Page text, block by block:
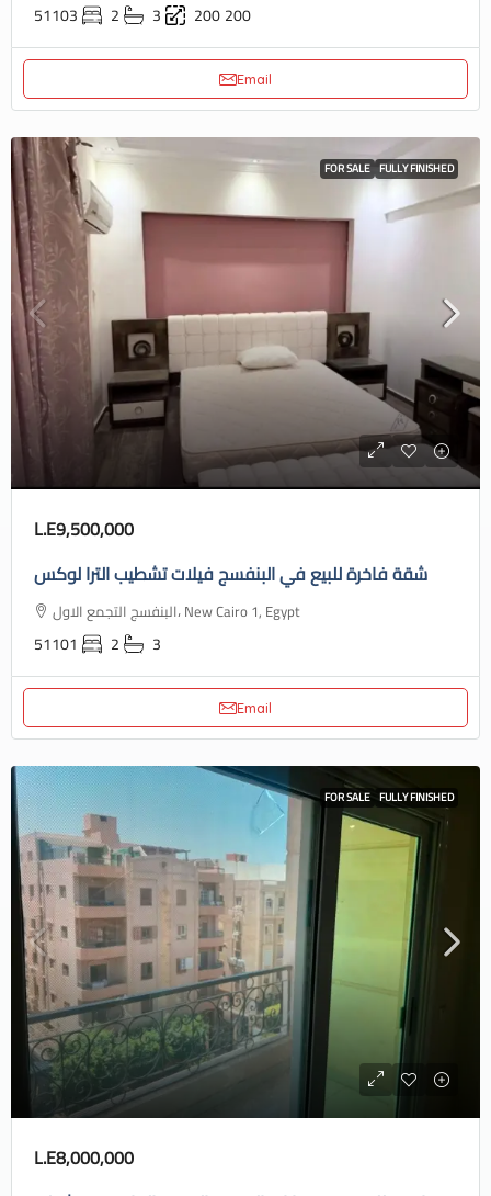
51103 2 3 200200
Email
FOR SALE FULLY FINISHED
L.E9,500,000
شقة فاخرة للبيع في البنفسج فيلات تشطيب الترا لوكس
البنفسج التجمع الاول، New Cairo 1, Egypt
51101 2 3
Email
FOR SALE FULLY FINISHED
L.E8,000,000